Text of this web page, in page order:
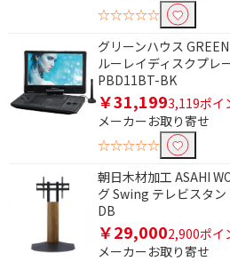
☆☆☆☆☆
グリーンハウス
ルーレイディスクプレ
PBD11BT-BK
￥31,1993,119ポイ
メーカーお取り寄せ
☆☆☆☆☆
朝日木材加工 ASAHI
グ Swing テレビスタ
DB
￥29,0002,900ポイ
メーカーお取り寄せ
種類で絞り込む
中継プラグ
テレビプラグ
壁掛け金具
モニターサイズで絞り込
15.6V型
防水機能で絞り込む